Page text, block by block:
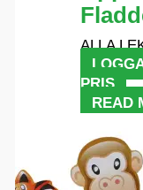
ALLA
PRIS
READ